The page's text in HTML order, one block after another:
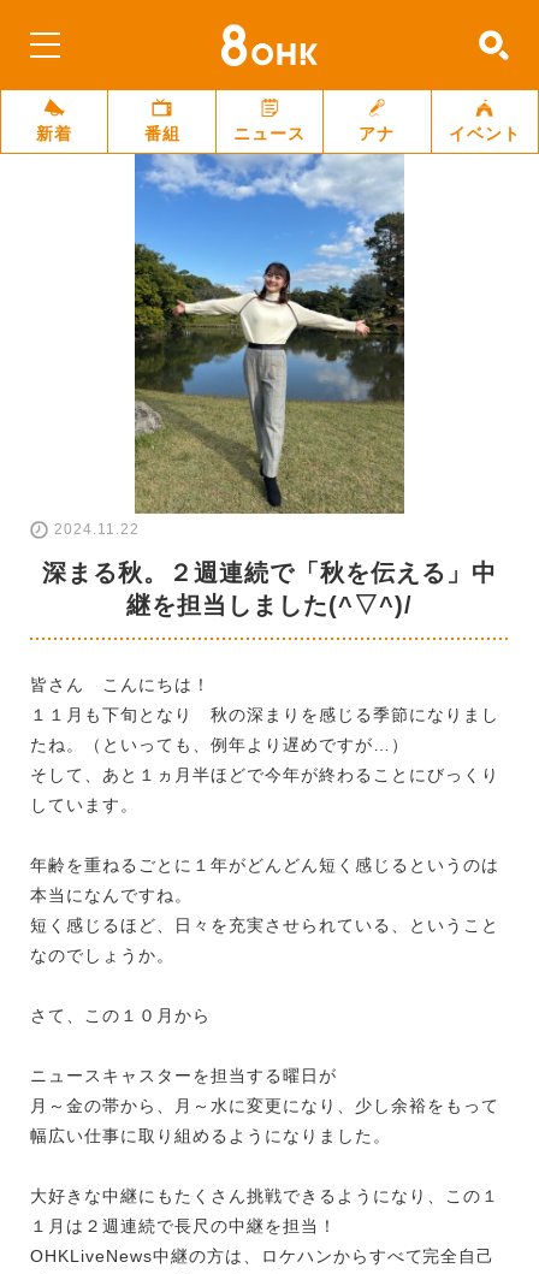
新着 番組 ニュース アナ イベント
2024.11.22
深まる秋。２週連続で「秋を伝える」中
継を担当しました(^▽^)/
皆さん こんにちは！
１１月も下旬となり 秋の深まりを感じる季節になりまし
たね。（といっても、例年より遅めですが…）
そして、あと１ヵ月半ほどで今年が終わることにびっくり
しています。
年齢を重ねるごとに１年がどんどん短く感じるというのは
本当になんですね。
短く感じるほど、日々を充実させられている、ということ
なのでしょうか。
さて、この１０月から
ニュースキャスターを担当する曜日が
月～金の帯から、月～水に変更になり、少し余裕をもって
幅広い仕事に取り組めるようになりました。
大好きな中継にもたくさん挑戦できるようになり、この１
１月は２週連続で長尺の中継を担当！
OHKLiveNews中継の方は、ロケハンからすべて完全自己